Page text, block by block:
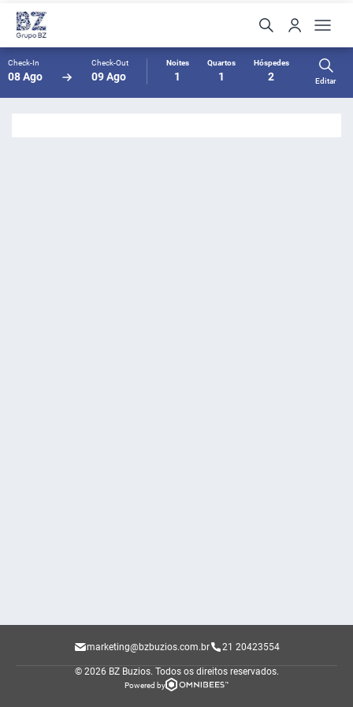
Check-In
08 Ago
Check-Out
09 Ago
Noites
1
Quartos
1
Hóspedes
2 Editar
marketing@bzbuzios.com.br 21 20423554
© 2026 BZ Buzios. Todos os direitos reservados.
Powered by